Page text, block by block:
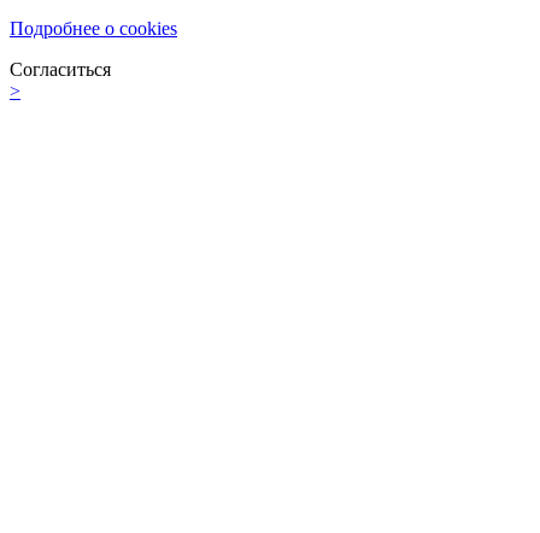
Подробнее о cookies
Согласиться
>